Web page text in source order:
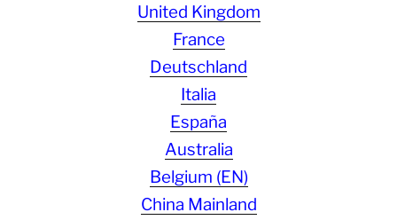
United Kingdom
France
Deutschland
Italia
España
Australia
Belgium (EN)
China Mainland